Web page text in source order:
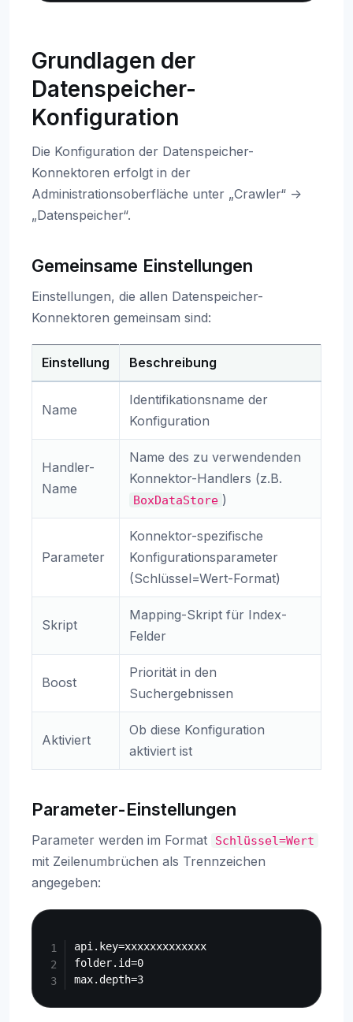
Grundlagen der
Datenspeicher-
Konfiguration
Die Konfiguration der Datenspeicher-
Konnektoren erfolgt in der
Administrationsoberfläche unter „Crawler“ ->
„Datenspeicher“.
Gemeinsame Einstellungen
Einstellungen, die allen Datenspeicher-
Konnektoren gemeinsam sind:
Einstellung Beschreibung
Name
Identifikationsname der
Konfiguration
Handler-
Name
Name des zu verwendenden
Konnektor-Handlers (z.B.
BoxDataStore )
Parameter
Konnektor-spezifische
Konfigurationsparameter
(Schlüssel=Wert-Format)
Skript
Mapping-Skript für Index-
Felder
Boost
Priorität in den
Suchergebnissen
Aktiviert
Ob diese Konfiguration
aktiviert ist
Parameter-Einstellungen
Parameter werden im Format Schlüssel=Wert
mit Zeilenumbrüchen als Trennzeichen
angegeben:
api.key=xxxxxxxxxxxxx
folder.id=0